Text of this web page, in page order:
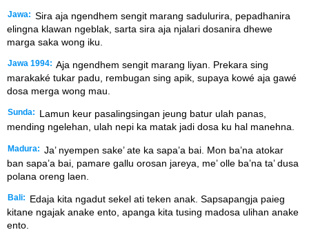
Jawa: Sira aja ngendhem sengit marang sadulurira, pepadhanira
elingna klawan ngeblak, sarta sira aja njalari dosanira dhewe
marga saka wong iku.
Jawa 1994: Aja ngendhem sengit marang liyan. Prekara sing
marakaké tukar padu, rembugan sing apik, supaya kowé aja gawé
dosa merga wong mau.
Sunda:
Lamun keur pasalingsingan jeung batur ulah panas,
mending ngelehan, ulah nepi ka matak jadi dosa ku hal manehna.
Madura: Ja’ nyempen sake’ ate ka sapa’a bai. Mon ba’na atokar
ban sapa’a bai, pamare gallu orosan jareya, me’ olle ba’na ta’ dusa
polana oreng laen.
Bali:
Edaja kita ngadut sekel ati teken anak. Sapsapangja paieg
kitane ngajak anake ento, apanga kita tusing madosa ulihan anake
ento.